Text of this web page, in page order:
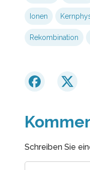
Ionen
Rekombination
Schreiben Sie